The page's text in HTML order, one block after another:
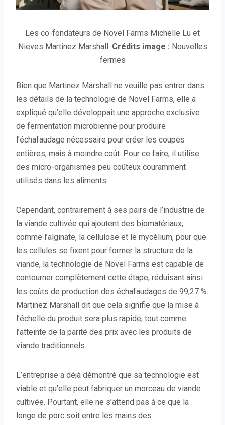
Les co-fondateurs de Novel Farms Michelle Lu et
Nieves Martinez Marshall. Crédits image : Nouvelles
fermes
Bien que Martinez Marshall ne veuille pas entrer dans
les détails de la technologie de Novel Farms, elle a
expliqué qu’elle développait une approche exclusive
de fermentation microbienne pour produire
l’échafaudage nécessaire pour créer les coupes
entières, mais à moindre coût. Pour ce faire, il utilise
des micro-organismes peu coûteux couramment
utilisés dans les aliments.
Cependant, contrairement à ses pairs de l’industrie de
la viande cultivée qui ajoutent des biomatériaux,
comme l’alginate, la cellulose et le mycélium, pour que
les cellules se fixent pour former la structure de la
viande, la technologie de Novel Farms est capable de
contourner complètement cette étape, réduisant ainsi
les coûts de production des échafaudages de 99,27 %.
Martinez Marshall dit que cela signifie que la mise à
l’échelle du produit sera plus rapide, tout comme
l’atteinte de la parité des prix avec les produits de
viande traditionnels.
L’entreprise a déjà démontré que sa technologie est
viable et qu’elle peut fabriquer un morceau de viande
cultivée. Pourtant, elle ne s’attend pas à ce que la
longe de porc soit entre les mains des